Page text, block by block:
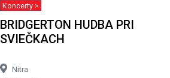
Koncerty >
BRIDGERTON HUDBA PRI
SVIEČKACH
Nitra